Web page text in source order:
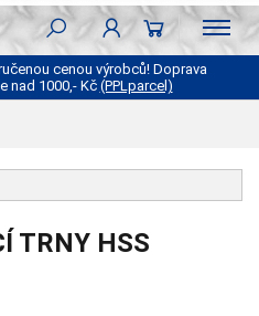
cenou výrobců! Doprava
nad 1000,- Kč(PPLparcel)
TRNY HSS